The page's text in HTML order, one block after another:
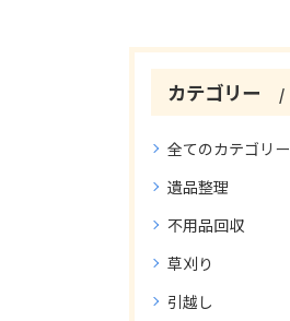
カテゴリー
全てのカテゴリー
遺品整理
不用品回収
草刈り
引越し